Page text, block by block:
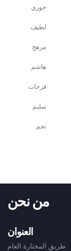
خوري
لطيف
مرهج
هاشم
فرحات
سليم
نجم
من نحن
العنوان
طريق المختارة العام